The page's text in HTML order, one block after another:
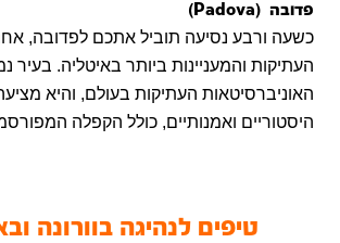
פדובה (Padova)
כשעה ורבע נסיעה תוביל אתכם לפדובה,
העתיקות והמעניינות ביותר באיטליה.
האוניברסיטאות העתיקות בעולם, והיא
היסטוריים ואמנותיים, כולל הקפלה
טיפים לנהיגה בוורונה